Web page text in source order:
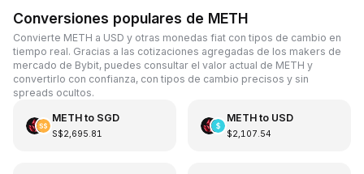
Conversiones populares de METH
Convierte METH a USD y otras monedas fiat con tipos de cambio en
tiempo real. Gracias a las cotizaciones agregadas de los makers de
mercado de Bybit, puedes consultar el valor actual de METH y
convertirlo con confianza, con tipos de cambio precisos y sin
spreads ocultos.
METHto SGD
S$2,695.81
METHto USD
$2,107.54